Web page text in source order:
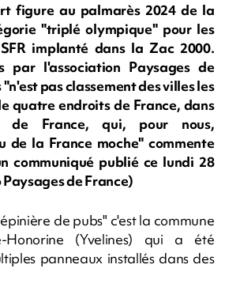
figure au palmarès 2024 de la
"triplé olympique" pour les
implanté dans la Zac 2000.
par l'association Paysages de
pas classement des villes les
quatre endroits de France, dans
de France, qui, pour nous,
de la France moche" commente
communiqué publié ce lundi 28
de France)
de pubs" c'est la commune
Honorine (Yvelines) qui a été
panneaux installés dans des